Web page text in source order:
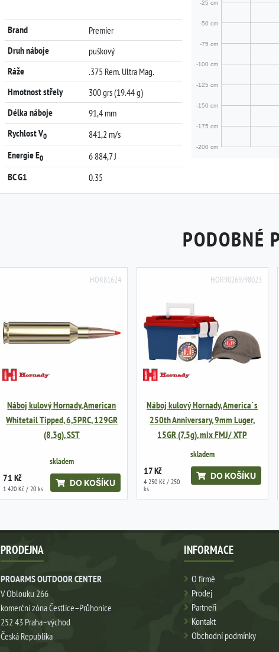
Brand Premier
Druh náboje puškový
Ráže .375 Rem. Ultra Mag.
Hmotnost střely 300 grs (19.44 g)
Délka náboje 91,4 mm
Rychlost V0 841,2 m/s
Energie E0 6 884,7 J
BC G1 0.35
PODOBNÉ
HOR81624
Náboj kulový Hornady, American
Whitetail Tipped, 6,5PRC, 129GR
(8,3g), SST
skladem
71 Kč
1 420 Kč / 20 ks
DO KOŠÍKU
HOR90269/98023
Náboj kulový Hornady, America´s
250th Anniversary, 9mm Luger,
15GR (7,5g), mix FMJ/ XTP
skladem
17 Kč
4 250 Kč / 250
ks
DO KOŠÍKU
PRODEJNA
PROARMS OUTDOOR CENTER
V Oblouku 266
komerční zóna Čestlice–Průhonice
252 43 Praha–východ
Česká Republika
INFORMACE
O firmě
Prodej
Partneři
Kontakt
Obchodní podmínky